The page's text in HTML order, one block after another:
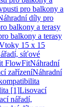
pro balkony a
díly pro
balkony a terasy
balkony a terasy
15 x 15
síťové
FlowFitNáhradní
zařízeníNáhradní
[1]Lisovací
nářadí,